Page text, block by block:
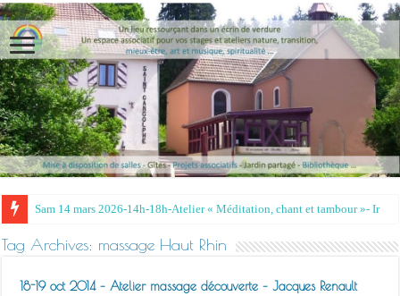
Tag Archives: massage Haut Rhin
18-19 oct 2014 – Atelier massage découverte – Jacques Renault